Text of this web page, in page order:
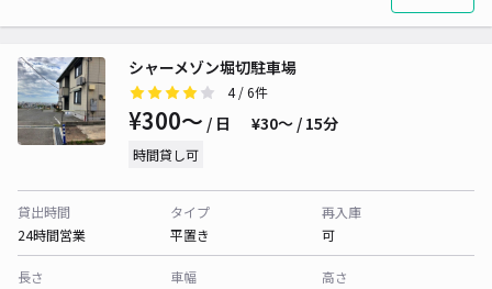
シャーメゾン堀切駐車場
4/ 6件
¥300〜 / 日 ¥30〜 / 15分
時間貸し可
貸出時間
24時間営業
タイプ
平置き
再入庫
可
長さ
車幅
高さ